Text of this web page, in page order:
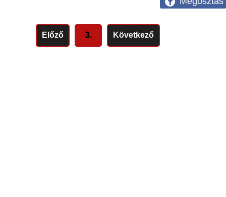
Előző 3. Következő